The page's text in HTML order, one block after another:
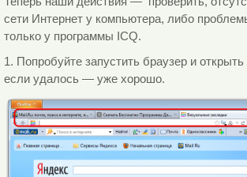
сети Интернет у компьютера, либо
только у программы ICQ.
1. Попробуйте запустить браузер и открыть
если удалось — уже хорошо.